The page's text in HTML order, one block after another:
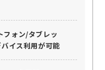
フォン/タブレッ
イス利用が可能